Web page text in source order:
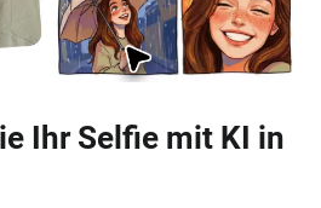
Ihr Selfie mit KI in